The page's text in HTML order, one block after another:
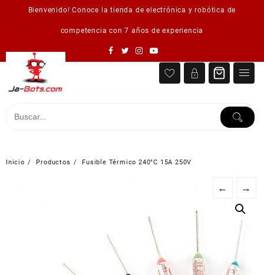
Bienvenido! Conoce la tienda de electrónica y robótica de
competencia con 7 años de experiencia
Inicio Productos Fusible Térmico 240°C 15A 250V
← →